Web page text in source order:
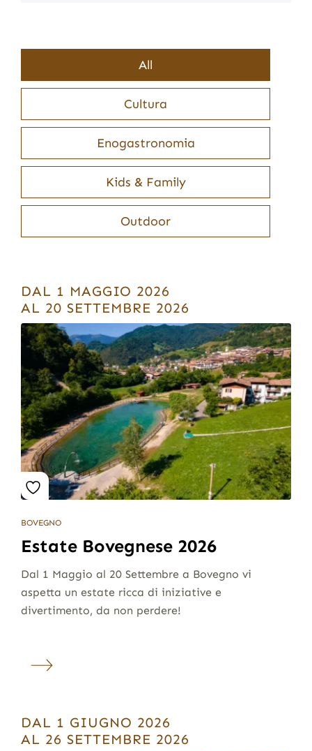
All
Cultura
Enogastronomia
Kids & Family
Outdoor
DAL 1 MAGGIO 2026
AL 20 SETTEMBRE 2026
BOVEGNO
Estate Bovegnese 2026
Dal 1 Maggio al 20 Settembre a Bovegno vi
aspetta un estate ricca di iniziative e
divertimento, da non perdere!
DAL 1 GIUGNO 2026
AL 26 SETTEMBRE 2026